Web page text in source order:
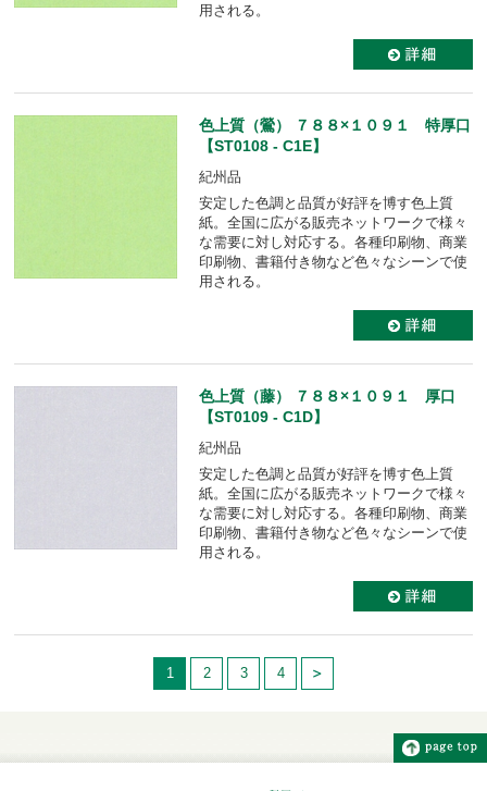
用される。
色上質（鶯） ７８８×１０９１ 特厚口
【ST0108 - C1E】
紀州品
安定した色調と品質が好評を博す色上質
紙。全国に広がる販売ネットワークで様々
な需要に対し対応する。各種印刷物、商業
印刷物、書籍付き物など色々なシーンで使
用される。
色上質（藤） ７８８×１０９１ 厚口
【ST0109 - C1D】
紀州品
安定した色調と品質が好評を博す色上質
紙。全国に広がる販売ネットワークで様々
な需要に対し対応する。各種印刷物、商業
印刷物、書籍付き物など色々なシーンで使
用される。
1 2 3 4